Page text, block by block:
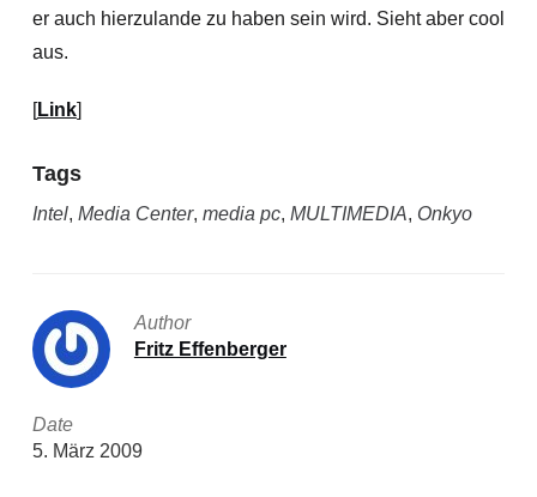
er auch hierzulande zu haben sein wird. Sieht aber cool
aus.
[Link]
Tags
Intel, Media Center, media pc, MULTIMEDIA, Onkyo
Author
Fritz Effenberger
Date
5. März 2009